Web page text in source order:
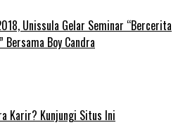
Unissula Gelar Seminar “Bercerita
Bersama Boy Candra
Karir? Kunjungi Situs Ini